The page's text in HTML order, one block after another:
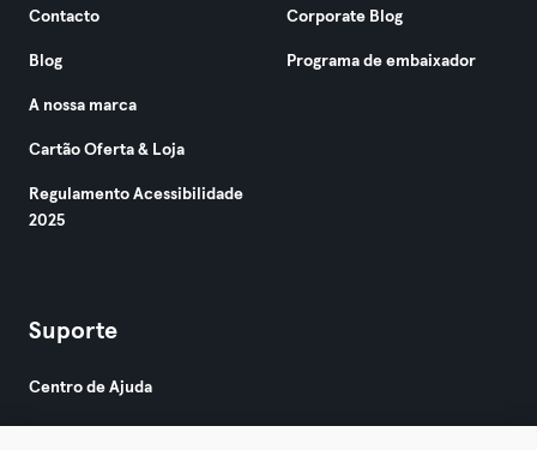
Contacto
Blog
A nossa marca
Cartão Oferta & Loja
Regulamento Acessibilidade
2025
Corporate Blog
Programa de embaixador
Suporte
Centro de Ajuda